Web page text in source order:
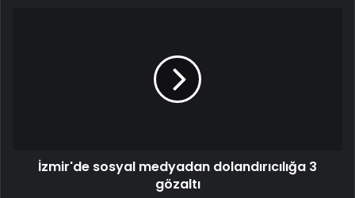
İzmir'de sosyal medyadan dolandırıcılığa 3
gözaltı